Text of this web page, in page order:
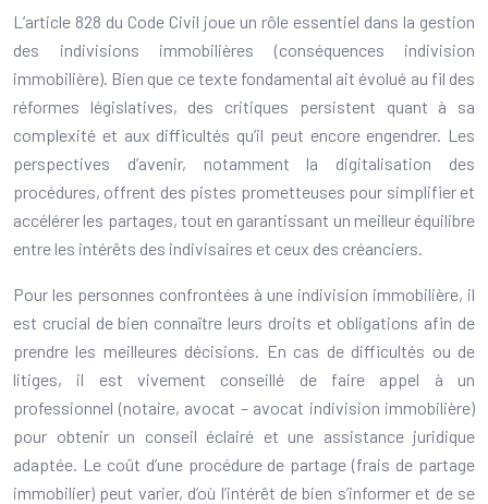
L’article 828 du Code Civil joue un rôle essentiel dans la gestion
des indivisions immobilières (conséquences indivision
immobilière). Bien que ce texte fondamental ait évolué au fil des
réformes législatives, des critiques persistent quant à sa
complexité et aux difficultés qu’il peut encore engendrer. Les
perspectives d’avenir, notamment la digitalisation des
procédures, offrent des pistes prometteuses pour simplifier et
accélérer les partages, tout en garantissant un meilleur équilibre
entre les intérêts des indivisaires et ceux des créanciers.
Pour les personnes confrontées à une indivision immobilière, il
est crucial de bien connaître leurs droits et obligations afin de
prendre les meilleures décisions. En cas de difficultés ou de
litiges, il est vivement conseillé de faire appel à un
professionnel (notaire, avocat – avocat indivision immobilière)
pour obtenir un conseil éclairé et une assistance juridique
adaptée. Le coût d’une procédure de partage (frais de partage
immobilier) peut varier, d’où l’intérêt de bien s’informer et de se